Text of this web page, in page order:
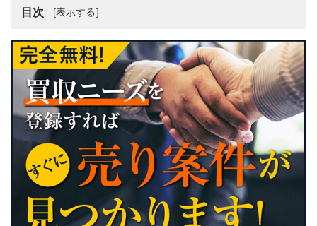
目次
事業譲渡の定義と2026年現在の基本的な仕組み
事業譲渡における実務的な選定基準と現在のトレンド
2025年以降の事業譲渡の最新動向と背景
2026年を見据えた事業譲渡の新たな可能性
事業譲渡のメリットを売り手・買い手別に解説
事業譲渡によるM&Aのデメリット
事業譲渡によるM&Aが向いている場合